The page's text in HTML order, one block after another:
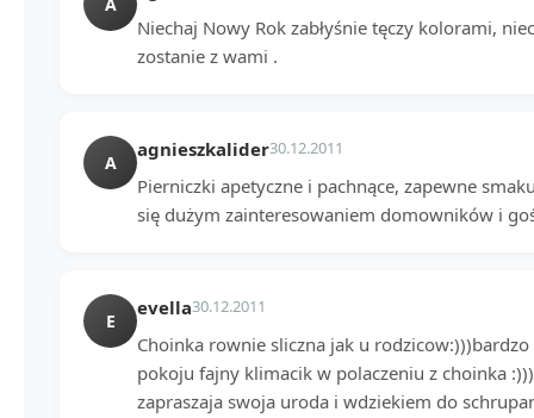
Niechaj Nowy Rok zabłyśnie tęczy kolorami,
zostanie z wami .
A
agnieszkalider30.12.2011
Pierniczki apetyczne i pachnące, zapewne
się dużym zainteresowaniem domowników i
E
evella30.12.2011
Choinka rownie sliczna jak u
pokoju fajny klimacik w polaczeniu z choinka
zapraszaja swoja uroda i wdziekiem do